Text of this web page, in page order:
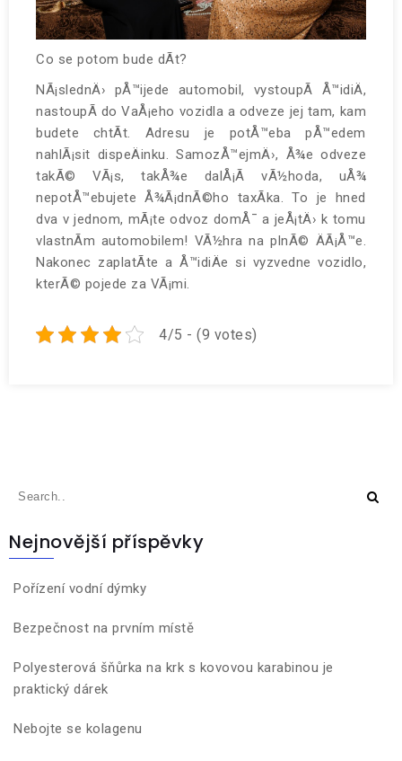
Co se potom bude dÃ­t?
NÃ¡slednÄ› pÅ™ijede automobil, vystoupÃ­ Å™idiÄ,
nastoupÃ­ do VaÅ¡eho vozidla a odveze jej tam, kam
budete chtÃ­t. Adresu je potÅ™eba pÅ™edem
nahlÃ¡sit dispeÄinku. SamozÅ™ejmÄ›, Å¾e odveze
takÃ© VÃ¡s, takÅ¾e dalÅ¡Ã­ vÃ½hoda, uÅ¾
nepotÅ™ebujete Å¾Ã¡dnÃ©ho taxÃ­ka. To je hned
dva v jednom, mÃ¡te odvoz domÅ¯ a jeÅ¡tÄ› k tomu
vlastnÃ­m automobilem! VÃ½hra na plnÃ© ÄÃ¡Å™e.
Nakonec zaplatÃ­te a Å™idiÄe si vyzvedne vozidlo,
kterÃ© pojede za VÃ¡mi.
4/5 - (9 votes)
Nejnovější příspěvky
Pořízení vodní dýmky
Bezpečnost na prvním místě
Polyesterová šňůrka na krk s kovovou karabinou je
praktický dárek
Nebojte se kolagenu